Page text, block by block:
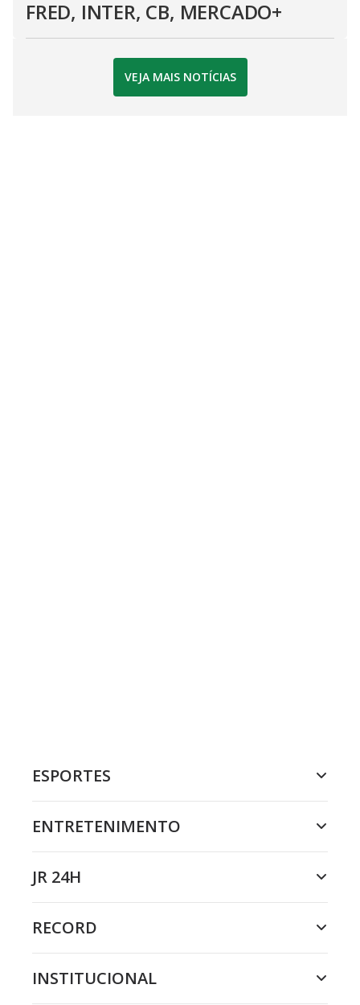
FRED, INTER, CB, MERCADO+
VEJA MAIS NOTÍCIAS
ESPORTES
ENTRETENIMENTO
JR 24H
RECORD
INSTITUCIONAL